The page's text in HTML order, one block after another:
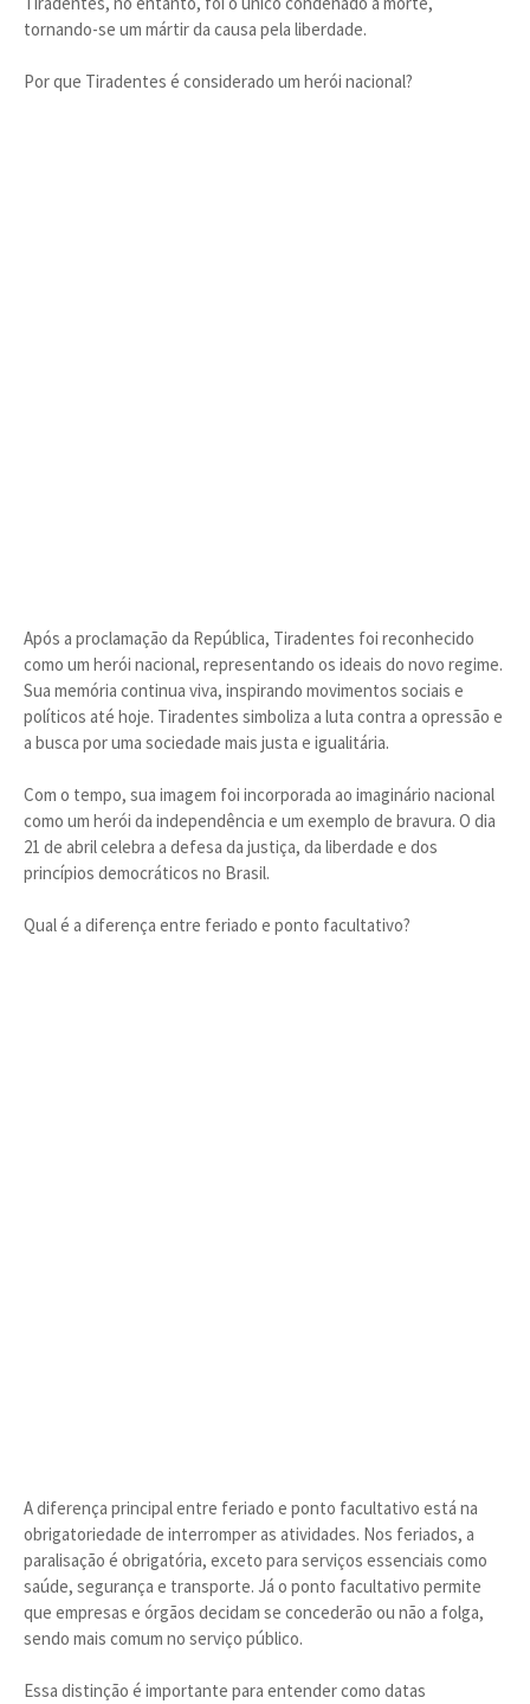
tornando-se um mártir da causa pela liberdade.
Por que Tiradentes é considerado um herói nacional?
Após a proclamação da República, Tiradentes foi reconhecido
como um herói nacional, representando os ideais do novo regime.
Sua memória continua viva, inspirando movimentos sociais e
políticos até hoje. Tiradentes simboliza a luta contra a opressão e
a busca por uma sociedade mais justa e igualitária.
Com o tempo, sua imagem foi incorporada ao imaginário nacional
como um herói da independência e um exemplo de bravura. O dia
21 de abril celebra a defesa da justiça, da liberdade e dos
princípios democráticos no Brasil.
Qual é a diferença entre feriado e ponto facultativo?
A diferença principal entre feriado e ponto facultativo está na
obrigatoriedade de interromper as atividades. Nos feriados, a
paralisação é obrigatória, exceto para serviços essenciais como
saúde, segurança e transporte. Já o ponto facultativo permite
que empresas e órgãos decidam se concederão ou não a folga,
sendo mais comum no serviço público.
Essa distinção é importante para entender como datas